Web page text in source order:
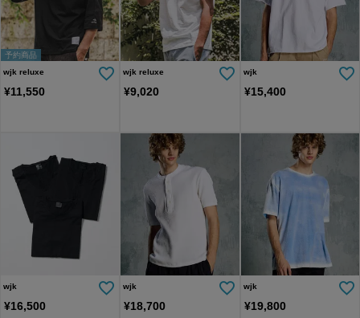
予約商品
wjk reluxe
¥11,550
wjk reluxe
¥9,020
wjk
¥15,400
wjk
¥16,500
wjk
¥18,700
wjk
¥19,800